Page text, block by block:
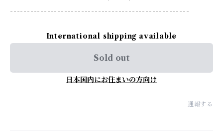
-----------------------------------------------------
International shipping available
Sold out
日本国内にお住まいの方向け
通報する